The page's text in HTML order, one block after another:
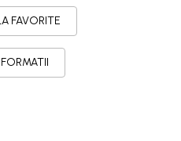
FAVORITE